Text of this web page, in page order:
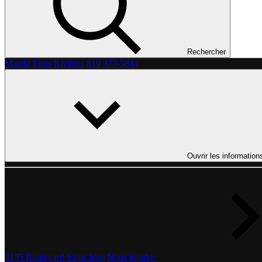
Rechercher
Mazda Trois-Rivières 819 377-5844
Ouvrir les
3135 Boulevard Saint-Jean Nous joindre